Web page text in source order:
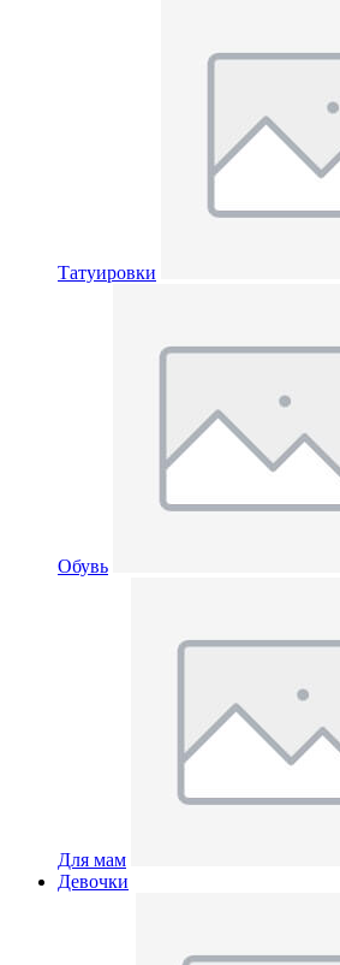
Татуировки
Обувь
Для мам
Девочки